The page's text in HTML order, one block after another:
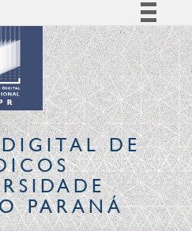
Simplifique!
Comunica BR
Participe
Acesso à informação
Legislação
CanaisDE
PARANÁ